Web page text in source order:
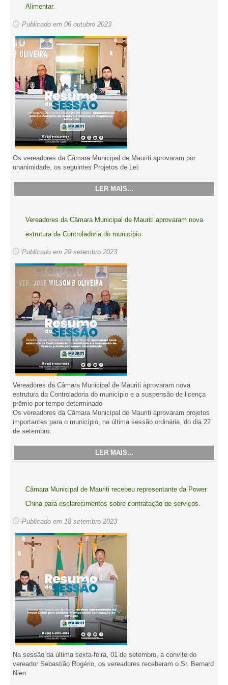
Alimentar.
Publicado em 06 outubro 2023
Os vereadores da Câmara Municipal de Mauriti aprovaram por
unanimidade, os seguintes Projetos de Lei:
LER MAIS...
Vereadores da Câmara Municipal de Mauriti aprovaram nova
estrutura da Controladoria do município.
Publicado em 29 setembro 2023
Vereadores da Câmara Municipal de Mauriti aprovaram nova
estrutura da Controladoria do município e a suspensão de licença
prêmio por tempo determinado
Os vereadores da Câmara Municipal de Mauriti aprovaram projetos
importantes para o município, na última sessão ordinária, do dia 22
de setembro:
LER MAIS...
Câmara Municipal de Mauriti recebeu representante da Power
China para esclarecimentos sobre contratação de serviços.
Publicado em 18 setembro 2023
Na sessão da última sexta-feira, 01 de setembro, a convite do
vereador Sebastião Rogério, os vereadores receberam o Sr. Bernard
Nien